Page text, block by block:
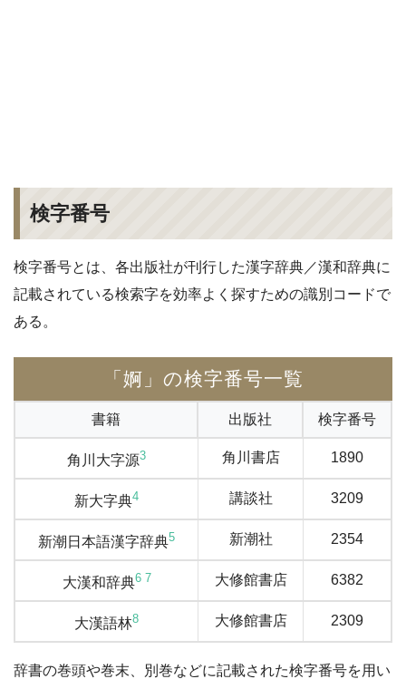
検字番号
検字番号とは、各出版社が刊行した漢字辞典／漢和辞典に
記載されている検索字を効率よく探すための識別コードで
ある。
「婀」の検字番号一覧
書籍 出版社 検字番号
角川大字源3 角川書店 1890
新大字典4 講談社 3209
新潮日本語漢字辞典5 新潮社 2354
大漢和辞典6 7 大修館書店 6382
大漢語林8 大修館書店 2309
辞書の巻頭や巻末、別巻などに記載された検字番号を用い